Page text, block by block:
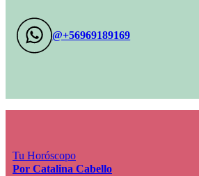
@+56969189169
Tu Horóscopo
Por Catalina Cabello